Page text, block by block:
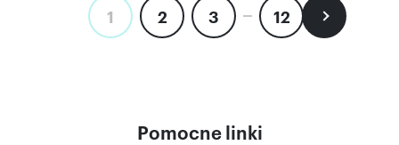
1 2 3 12
Pomocne linki